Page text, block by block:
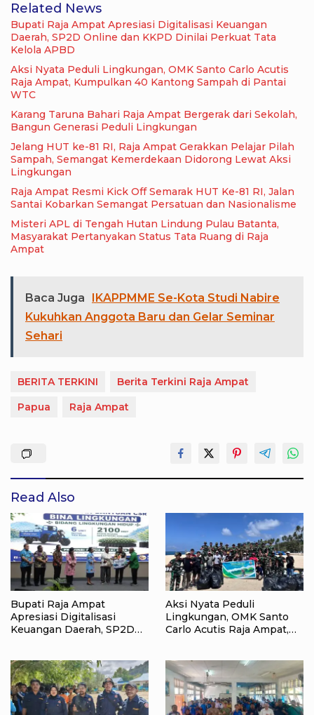
Related News
Bupati Raja Ampat Apresiasi Digitalisasi Keuangan
Daerah, SP2D Online dan KKPD Dinilai Perkuat Tata
Kelola APBD
Aksi Nyata Peduli Lingkungan, OMK Santo Carlo Acutis
Raja Ampat, Kumpulkan 40 Kantong Sampah di Pantai
WTC
Karang Taruna Bahari Raja Ampat Bergerak dari Sekolah,
Bangun Generasi Peduli Lingkungan
Jelang HUT ke-81 RI, Raja Ampat Gerakkan Pelajar Pilah
Sampah, Semangat Kemerdekaan Didorong Lewat Aksi
Lingkungan
Raja Ampat Resmi Kick Off Semarak HUT Ke-81 RI, Jalan
Santai Kobarkan Semangat Persatuan dan Nasionalisme
Misteri APL di Tengah Hutan Lindung Pulau Batanta,
Masyarakat Pertanyakan Status Tata Ruang di Raja
Ampat
Baca Juga
IKAPPMME Se-Kota Studi Nabire
Kukuhkan Anggota Baru dan Gelar Seminar
Sehari
BERITA TERKINI
Berita Terkini Raja Ampat
Papua
Raja Ampat
Read Also
Bupati Raja Ampat
Apresiasi Digitalisasi
Keuangan Daerah, SP2D
Aksi Nyata Peduli
Lingkungan, OMK Santo
Carlo Acutis Raja Ampat,